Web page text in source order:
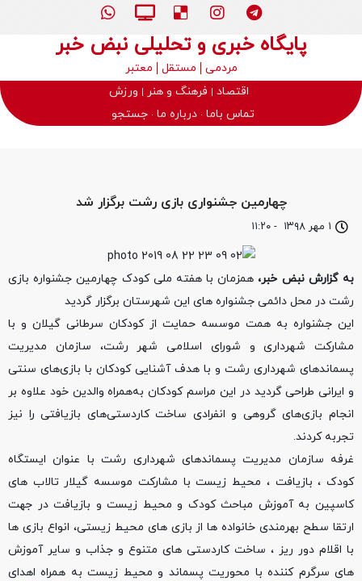
پایگاه خبری و تحلیلی نبض خبر
مردمی مستقل
معتبر
اقتصاد
فرهنگ و هنر
ورزش
تماس باما درباره ما جستجو
۱ مهر ۱۳۹۸ - ۱۱:۲۰
چهارمین جشنواری بازی رشت برگزار شد
به گزارش نبض خبر،همزمان با هفته ملی کودک چهارمین جشنواره بازی
رشت در محل دائمی جشنواره های این شهرستان برگزار گردید
این جشنواره به همت موسسه حمایت از کودکان سرطانی گیلان و با
مشارکت شهرداری و شورای اسلامی شهر رشت، سازمان مدیریت
پسماندهای شهرداری رشت و با هدف آشنایی کودکان با بازی‌های سنتی
و ایرانی طراحی گردید در این مراسم کودکان به‌همراه والدین خود علاوه بر
انجام بازی‌های گروهی و انفرادی ساخت کاردستی‌های بازیافتی را نیز
تجربه کردند.
غرفه سازمان مدیریت پسماندهای شهرداری رشت با عنوان ایستگاه
کودک ، بازیافت ، محیط زیست با مشارکت موسسه گیلار تالاب های
کاسپین به آموزش مباحث کودک و محیط زیست و بازیافت در جهت
ارتقا سطح بهرمندی خانواده ها از بازی های محیط زیستی، انواع بازی ها
با اقلام دور ریز ، ساخت کاردستی های متنوع و جذاب و سایر آموزش
های سرگرم کننده با محوریت پسماند و محیط زیست به همراه اهدای